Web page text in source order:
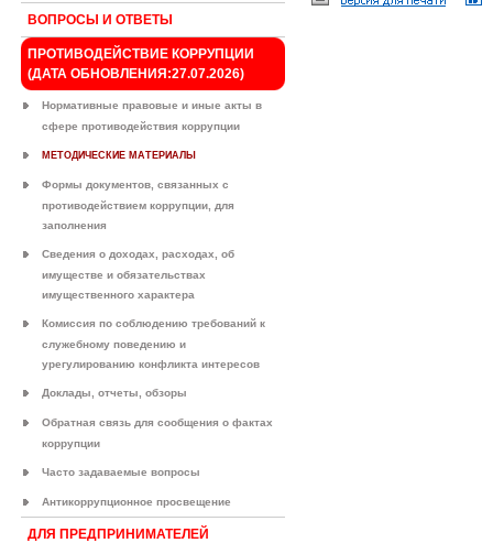
ВОПРОСЫ И ОТВЕТЫ
ПРОТИВОДЕЙСТВИЕ КОРРУПЦИИ
(ДАТА ОБНОВЛЕНИЯ:27.07.2026)
Нормативные правовые и иные акты в
сфере противодействия коррупции
МЕТОДИЧЕСКИЕ МАТЕРИАЛЫ
Формы документов, связанных с
противодействием коррупции, для
заполнения
Сведения о доходах, расходах, об
имуществе и обязательствах
имущественного характера
Комиссия по соблюдению требований к
служебному поведению и
урегулированию конфликта интересов
Доклады, отчеты, обзоры
Обратная связь для сообщения о фактах
коррупции
Часто задаваемые вопросы
Антикоррупционное просвещение
ДЛЯ ПРЕДПРИНИМАТЕЛЕЙ